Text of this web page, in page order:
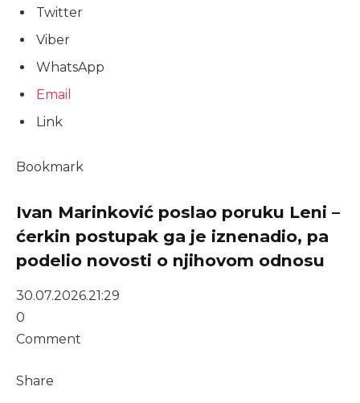
Twitter
Viber
WhatsApp
Email
Link
Bookmark
Ivan Marinković poslao poruku Leni –
ćerkin postupak ga je iznenadio, pa
podelio novosti o njihovom odnosu
30.07.2026.21:29
0
Comment
Share